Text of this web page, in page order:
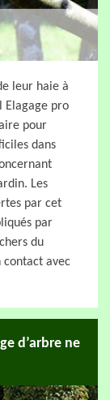
leur haie à
Elagage pro
pour
dans
Les
par cet
par
du
contact avec
d’arbre ne